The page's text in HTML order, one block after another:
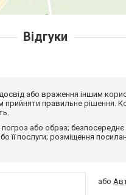
Відгуки
або враження іншим
правильне рішення.
або образ;
її послуги; розміщення
або